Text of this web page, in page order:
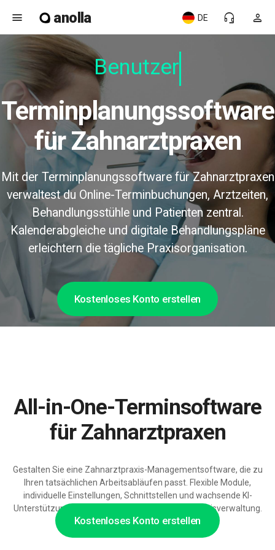
menu anolla person
headset_mic
DE
Benutzerf
Terminplanungssoftware
für Zahnarztpraxen
Mit der Terminplanungssoftware für Zahnarztpraxen
verwaltest du Online-Terminbuchungen, Arztzeiten,
Behandlungsstühle und Patienten zentral.
Kalenderabgleiche und digitale Behandlungspläne
erleichtern die tägliche Praxisorganisation.
Kostenloses Konto erstellen
Kostenloses Konto erstellen
All-in-One-Terminsoftware
für Zahnarztpraxen
Gestalten Sie eine Zahnarztpraxis-Managementsoftware, die zu
Ihren tatsächlichen Arbeitsabläufen passt. Flexible Module,
individuelle Einstellungen, Schnittstellen und wachsende KI-
Unterstützung erleichtern Terminplanung und Praxisverwaltung.